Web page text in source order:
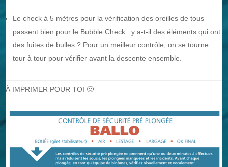
Le check à 5 mètres pour la vérification des oreilles de tous
passent bien pour le Bubble Check : y a-t-il des éléments qui ont
des fuites de bulles ? Pour un meilleur contrôle, on se tourne
tour à tour pour vérifier avant la descente ensemble.
À IMPRIMER POUR TOI 🙂